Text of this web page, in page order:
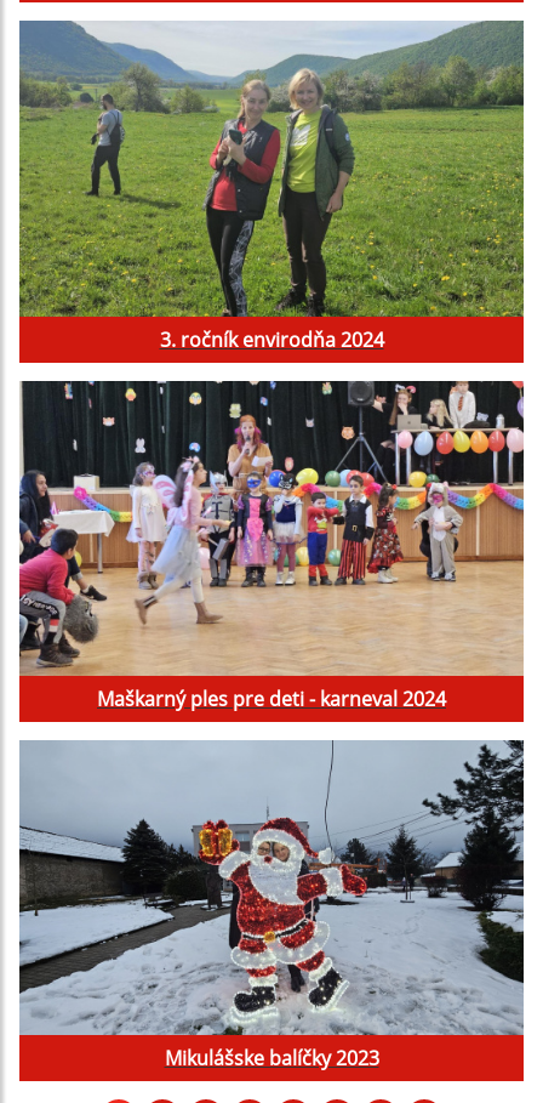
3. ročník envirodňa 2024
Maškarný ples pre deti - karneval 2024
Mikulášske balíčky 2023